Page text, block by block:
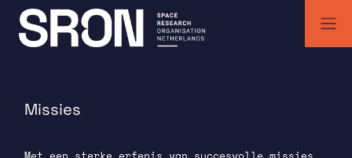
Skip
content
Missies